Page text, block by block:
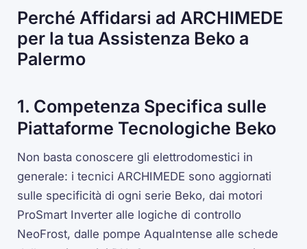
Perché Affidarsi ad ARCHIMEDE
per la tua Assistenza Beko a
Palermo
1. Competenza Specifica sulle
Piattaforme Tecnologiche Beko
Non basta conoscere gli elettrodomestici in
generale: i tecnici ARCHIMEDE sono aggiornati
sulle specificità di ogni serie Beko, dai motori
ProSmart Inverter alle logiche di controllo
NeoFrost, dalle pompe AquaIntense alle schede